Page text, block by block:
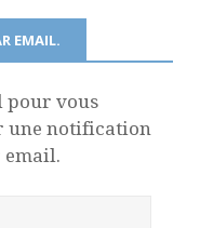
EMAIL.
pour vous
une notification
email.